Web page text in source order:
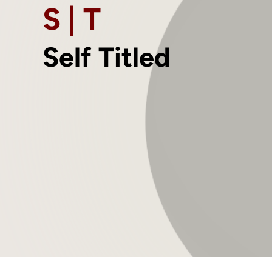
S | T
Self Titled